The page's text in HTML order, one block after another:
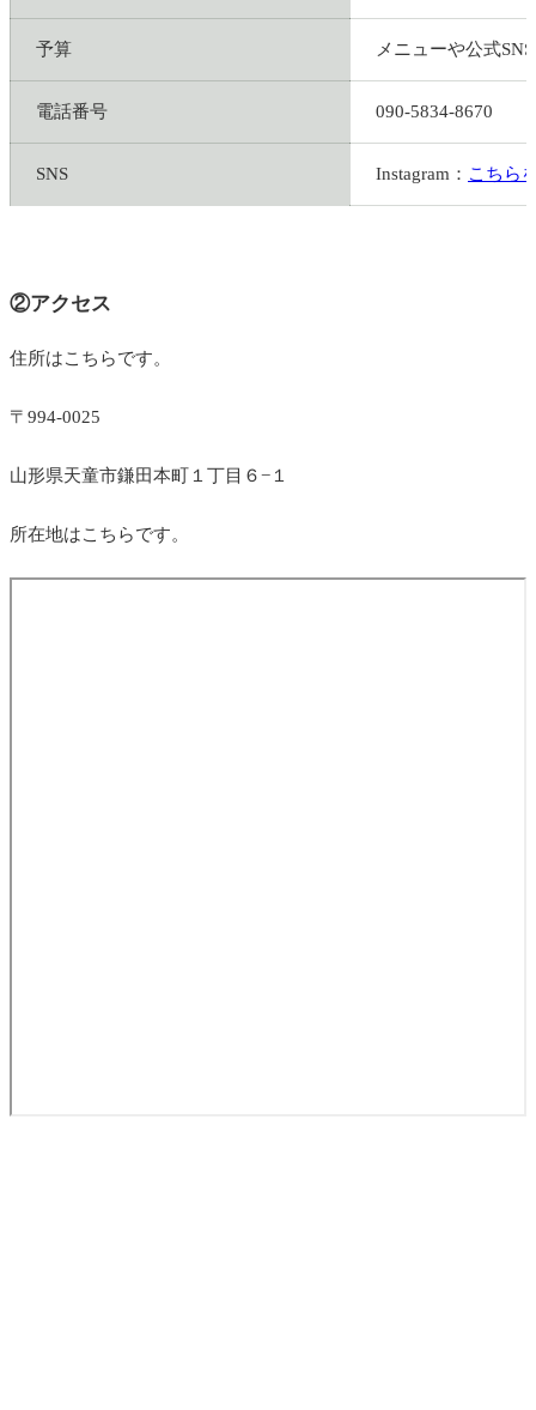
予算 メニューや公式
電話番号 090-5834-8670
SNS Instagram： こちら
②アクセス
住所はこちらです。
〒994-0025
山形県天童市鎌田本町１丁目６−１
所在地はこちらです。